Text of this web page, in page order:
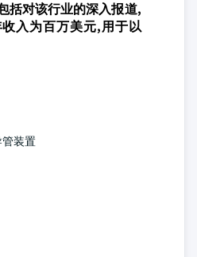
括对该行业的深入报道,
收入为百万美元,用于以
装置